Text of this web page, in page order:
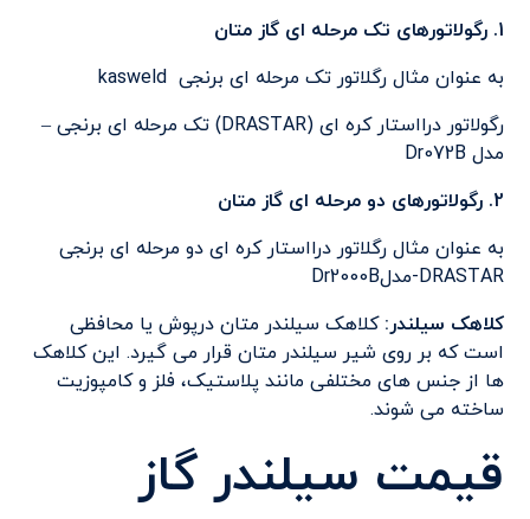
1. رگولاتورهای تک مرحله ای گاز متان
به عنوان مثال رگلاتور تک مرحله ای برنجی kasweld
رگولاتور درااستار کره ای (DRASTAR) تک مرحله ای برنجی –
مدل Dr072B
2. رگولاتورهای دو مرحله ای گاز متان
به عنوان مثال رگلاتور درااستار کره ای دو مرحله ای برنجی
DRASTAR-مدلDr2000B
کلاهک سیلندر: کلاهک سیلندر متان درپوش یا محافظی
است که بر روی شیر سیلندر متان قرار می گیرد. این کلاهک
ها از جنس های مختلفی مانند پلاستیک، فلز و کامپوزیت
ساخته می شوند.
قیمت سیلندر گاز